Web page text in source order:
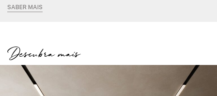
SABER MAIS
Descubra mais